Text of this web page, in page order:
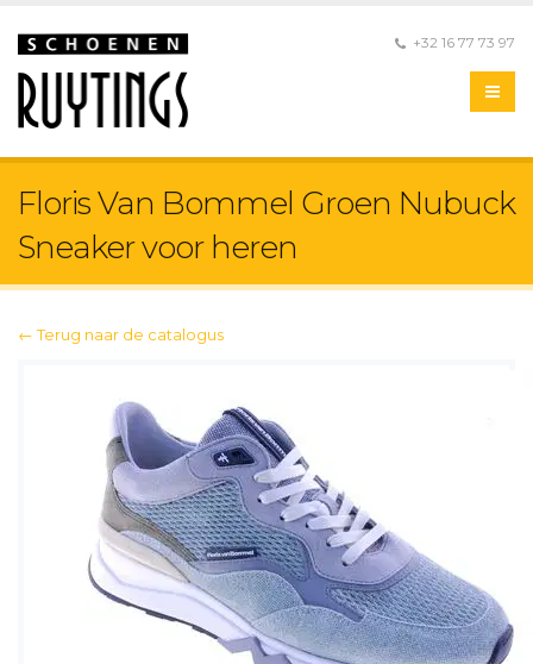
+32 16 77 73 97
Floris Van Bommel Groen Nubuck
Sneaker voor heren
← Terug naar de catalogus